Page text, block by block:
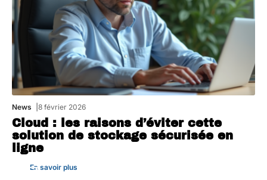
News 8 février 2026
Cloud : les raisons d’éviter cette
solution de stockage sécurisée en
ligne
En savoir plus